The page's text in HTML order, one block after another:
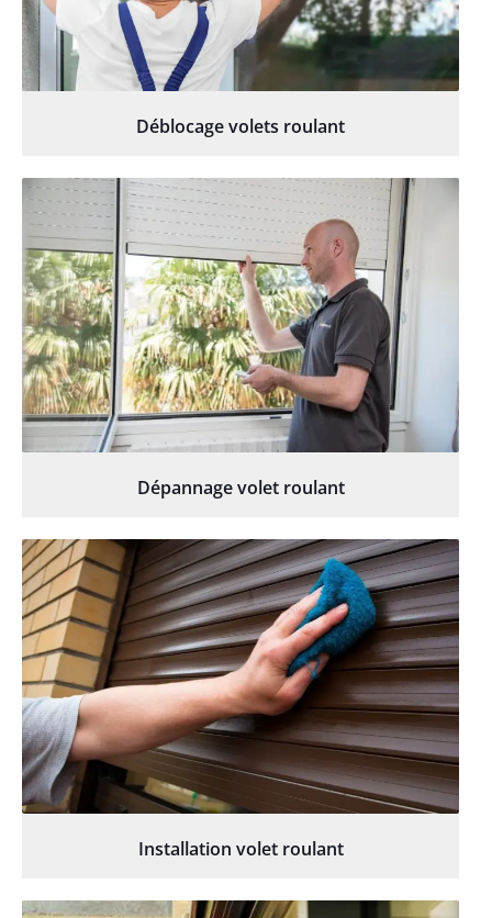
Déblocage volets roulant
Dépannage volet roulant
Installation volet roulant